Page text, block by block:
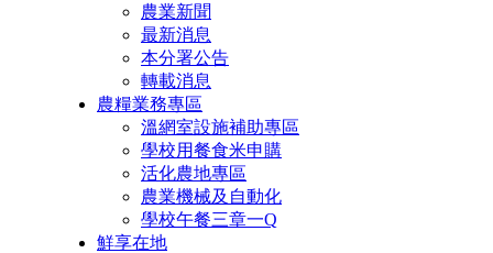
農業新聞
最新消息
本分署公告
轉載消息
農糧業務專區
溫網室設施補助專區
學校用餐食米申購
活化農地專區
農業機械及自動化
學校午餐三章一Q
鮮享在地